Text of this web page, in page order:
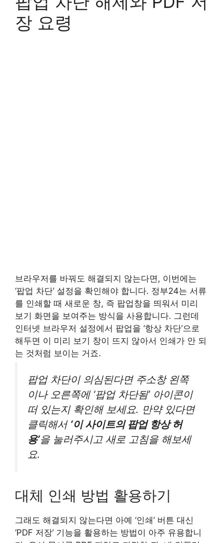
장 요령
브라우저를 바꿔도 해결되지 않는다면, 이번에는
‘팝업 차단’ 설정을 확인해야 합니다. 정부24는 서류
를 인쇄할 때 새로운 창, 즉 팝업창을 띄워서 미리
보기 화면을 보여주는 방식을 사용합니다. 그런데
인터넷 브라우저 설정에서 팝업을 ‘항상 차단’으로
해두면 이 미리 보기 창이 뜨지 않아서 인쇄가 안 되
는 것처럼 보이는 거죠.
팝업 차단이 의심된다면 주소창 왼쪽
이나 오른쪽에 ‘팝업 차단됨’ 아이콘이
떠 있는지 확인해 보세요. 만약 있다면
클릭해서 ‘이 사이트의 팝업 항상 허
용’을 눌러주시고 새로 고침을 해보세
요.
대체 인쇄 방법 활용하기
그래도 해결되지 않는다면 아예 ‘인쇄’ 버튼 대신
‘PDF 저장’ 기능을 활용하는 방법이 아주 유용합니